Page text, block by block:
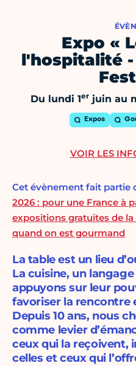
Expo «
l'hospitalité -
Du lundi 1er juin au
Expos
Cet évènement fait partie
2026 : pour une France à
expositions gratuites de la
quand on est gourmand
La table est un lieu
La cuisine, un
appuyons sur leur
favoriser la rencontre
Depuis 10 ans, nous
comme levier
ceux qui la reçoivent,
celles et ceux qui
VOIR LES